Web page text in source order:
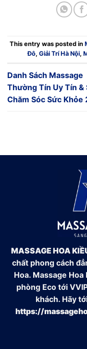
This entry was posted in
Đô, Giải Trí Hà Nội,
Danh Sách Massage
Thường Tín Uy Tín &
Chăm Sóc Sức Khỏe
MASSAGE HOA
chất phong cách
Hoa. Massage
phòng Eco tới
khách. Hãy
https://